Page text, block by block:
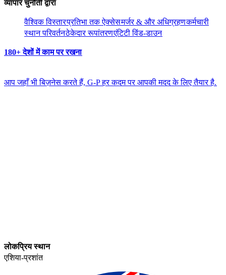
व्यापार चुनौती द्वारा​​
वैश्विक विस्तार​​प्रतिभा तक ऐक्सेस​​मर्जर & और अधिग्रहण​​कर्मचारी
स्थान परिवर्तन​​ठेकेदार रूपांतरण​​एंटिटी विंड-डाउन​​
180+ देशों में काम पर रखना​​
आप जहाँ भी बिज़नेस करते हैं, G-P हर कदम पर आपकी मदद के लिए तैयार है.​​
लोकप्रिय स्थान​​
एशिया-प्रशांत​​